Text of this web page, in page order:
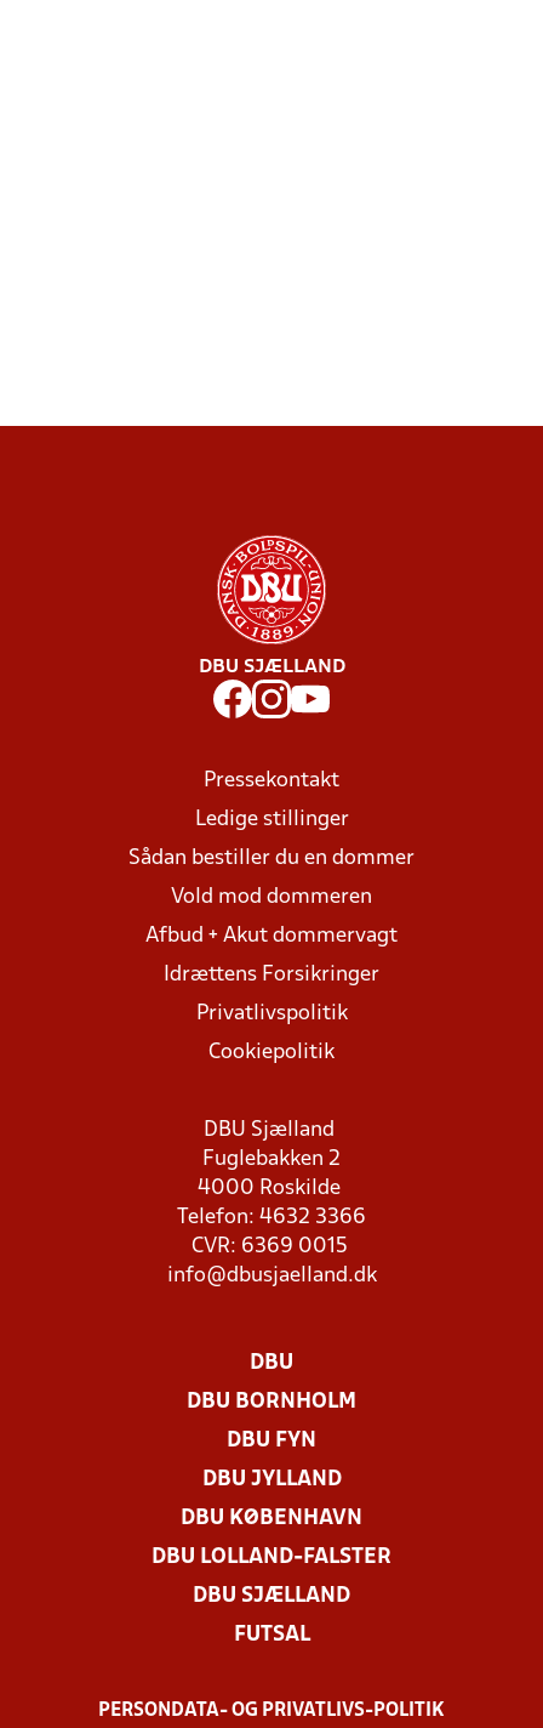
DBU SJÆLLAND
Pressekontakt
Ledige stillinger
Sådan bestiller du en dommer
Vold mod dommeren
Afbud + Akut dommervagt
Idrættens Forsikringer
Privatlivspolitik
Cookiepolitik
DBU Sjælland
Fuglebakken 2
4000 Roskilde
Telefon: 4632 3366
CVR: 6369 0015
info@dbusjaelland.dk
DBU
DBU BORNHOLM
DBU FYN
DBU JYLLAND
DBU KØBENHAVN
DBU LOLLAND-FALSTER
DBU SJÆLLAND
FUTSAL
PERSONDATA- OG PRIVATLIVS-POLITIK